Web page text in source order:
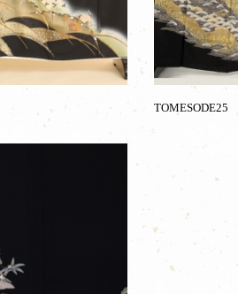
TOMESODE25